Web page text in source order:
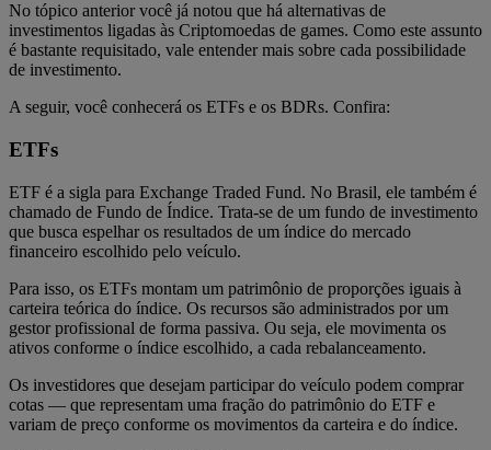
No tópico anterior você já notou que há alternativas de
investimentos ligadas às Criptomoedas de games. Como este assunto
é bastante requisitado, vale entender mais sobre cada possibilidade
de investimento.
A seguir, você conhecerá os ETFs e os BDRs. Confira:
ETFs
ETF é a sigla para Exchange Traded Fund. No Brasil, ele também é
chamado de Fundo de Índice. Trata-se de um fundo de investimento
que busca espelhar os resultados de um índice do mercado
financeiro escolhido pelo veículo.
Para isso, os ETFs montam um patrimônio de proporções iguais à
carteira teórica do índice. Os recursos são administrados por um
gestor profissional de forma passiva. Ou seja, ele movimenta os
ativos conforme o índice escolhido, a cada rebalanceamento.
Os investidores que desejam participar do veículo podem comprar
cotas — que representam uma fração do patrimônio do ETF e
variam de preço conforme os movimentos da carteira e do índice.